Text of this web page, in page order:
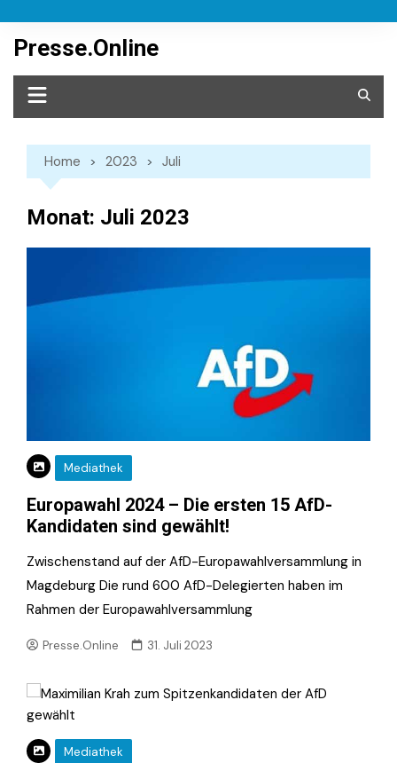
content
Presse.Online
Home 2023 Juli
Monat: Juli 2023
Mediathek
Europawahl 2024 – Die ersten 15 AfD-
Kandidaten sind gewählt!
Zwischenstand auf der AfD-Europawahlversammlung in
Magdeburg Die rund 600 AfD-Delegierten haben im
Rahmen der Europawahlversammlung
Presse.Online 31. Juli 2023
Mediathek